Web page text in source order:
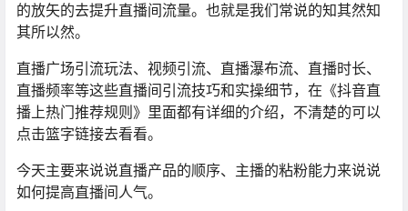
的放矢的去提升直播间流量。也就是我们常说的知其然知
其所以然。
直播广场引流玩法、视频引流、直播瀑布流、直播时长、
直播频率等这些直播间引流技巧和实操细节，在《抖音直
播上热门推荐规则》里面都有详细的介绍，不清楚的可以
点击篮字链接去看看。
今天主要来说说直播产品的顺序、主播的粘粉能力来说说
如何提高直播间人气。